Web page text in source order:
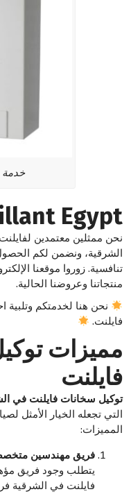
خدمة
Egypt
نحن ممثلين معتمدين
الشرقية، ونضمن لكم
تنافسية. زوروا موقعنا
منتجاتنا وعروضنا الحالية.
نحن هنا لخدمتكم
فايلنت.
مميزات
فايلنت
توكيل سخانات فايلنت في
التي تجعله الخيار الأمثل
المميزات:
فريق مهندسين
يتطلب وجود فريق
فايلنت في الشرقية